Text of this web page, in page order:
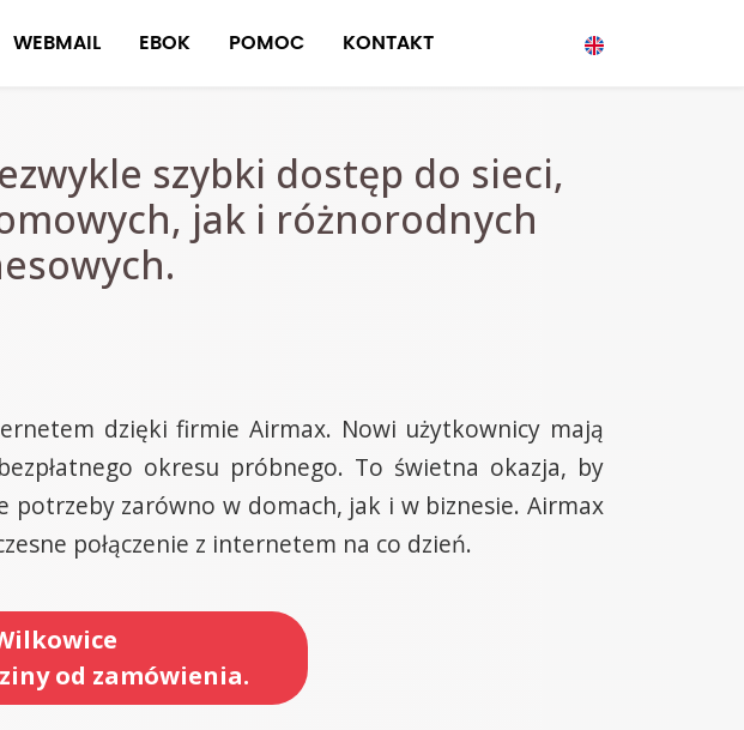
WEBMAIL EBOK POMOC KONTAKT
szybki dostęp do sieci,
jak i różnorodnych
dzięki firmie Airmax. Nowi użytkownicy mają
okresu próbnego. To świetna okazja, by
zarówno w domach, jak i w biznesie. Airmax
połączenie z internetem na co dzień.
od zamówienia.